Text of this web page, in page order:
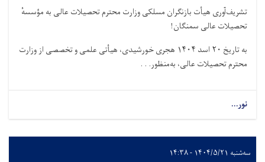
تشریف‌آوری هیأت بازنگران مسلکی وزارت محترم تحصیلات عالی به مؤسسهٔ
تحصیلات عالی سمنگان!
به تاریخ ۲۰ اسد ۱۴۰۴ هجری خورشیدی، هیأتی علمی و تخصصی از وزارت
محترم تحصیلات عالی، به‌منظور. . .
نور...
سه‌شنبه ۱۴۰۴/۵/۲۱ - ۱۴:۳۸